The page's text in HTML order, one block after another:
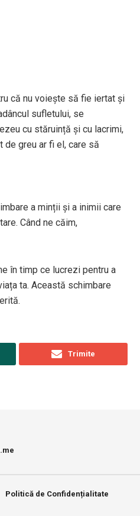
că nu voiește să fie iertat și
sufletului, se
cu stăruință și cu lacrimi,
de greu ar fi el, care să
a minții și a inimii care
Când ne căim,
în timp ce lucrezi pentru a
ta. Această schimbare
Trimite
Politică de Confidențialitate